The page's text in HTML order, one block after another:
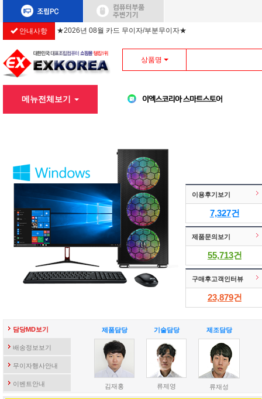
안내사항 ★2026년 08월 카드 무이자/부분무이자★
상품명
메뉴전체보기
이용후기보기
7,327건
제품문의보기
55,713건
구매후고객인터뷰
23,879건
담당MD보기
배송정보보기
무이자행사안내
이벤트안내
제품담당
김재홍
기술담당
류제영
제조담당
류재성